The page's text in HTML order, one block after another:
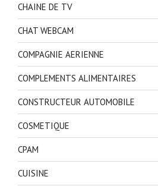
CHAINE DE TV
CHAT WEBCAM
COMPAGNIE AERIENNE
COMPLEMENTS ALIMENTAIRES
CONSTRUCTEUR AUTOMOBILE
COSMETIQUE
CPAM
CUISINE